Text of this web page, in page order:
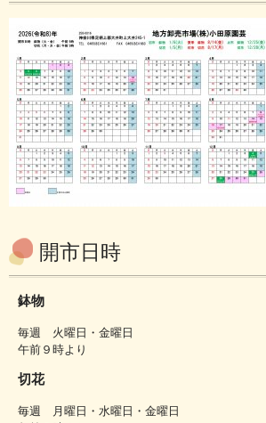
開市日時
鉢物
毎週 火曜日・金曜日
午前９時より
切花
毎週 月曜日・水曜日・金曜日